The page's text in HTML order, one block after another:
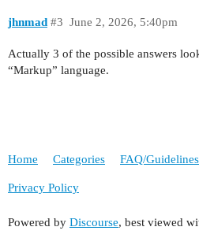
jhnmad June 2, 2026, 5:40pm
#3
Actually 3 of the possible answers
“Markup” language.
Home Categories FAQ/Guidelines
Privacy Policy
Powered by Discourse, best viewed